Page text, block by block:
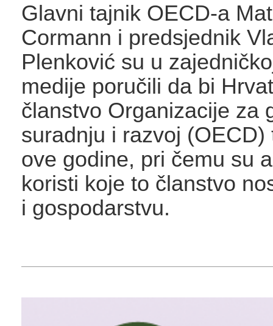
Glavni tajnik OECD-a
Cormann i predsjednik
Plenković su u
medije poručili da bi
članstvo Organizacije za
suradnju i razvoj (OECD)
ove godine, pri čemu su
koristi koje to članstvo
i gospodarstvu.